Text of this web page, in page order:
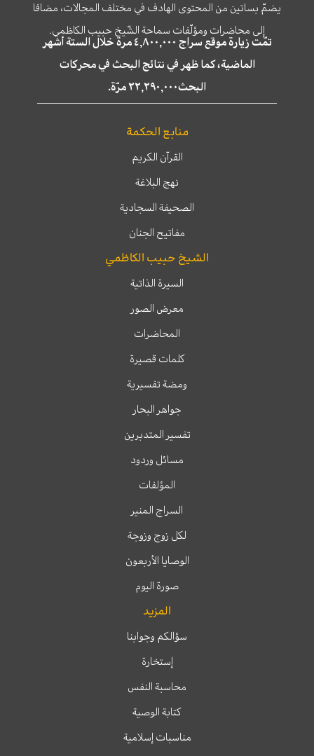
يضمّ بساتين من المحتوى الهادف في مختلف المجالات، مضافا
إلى محاضرات ومؤلّفات سماحة الشّيخ حبيب الكاظمي.
تمّت زيارة موقع سراج ٤,٨٠٠,٠٠٠ مرة خلال الستة أشهر
الماضية، كما ظهر في نتائج البحث في محركات
البحث٢٢,٢٩٠,٠٠٠ مرّة.
منابع الحكمة
القرآن الكريم
نهج البلاغة
الصحيفة السجادية
مفاتيح الجنان
الشيخ حبيب الكاظمي
السيرة الذاتية
معرض الصور
المحاضرات
كلمات قصيرة
ومضة تفسيرية
جواهر البحار
تفسير المتدبرين
مسائل وردود
المؤلفات
السراج المنير
لكل زوج وزوجة
الوصايا الأربعون
صورة اليوم
المزيد
سؤالكم وجوابنا
إستخارة
محاسبة النفس
كتابة الوصية
مناسبات إسلامية